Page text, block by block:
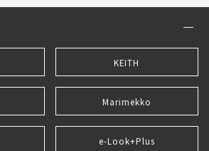
KEITH
Marimekko
e-Look+Plus